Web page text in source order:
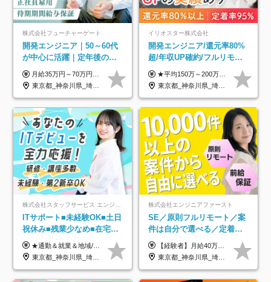
株式会社フューチャーゲート
開発エンジニア｜50～60代
が中心に活躍｜定年後の給
与減ナシ｜年収50万円アッ
プ実績／昇給率92％（直近3
年）
月給35万円～70万円（固定残業代30時間分63,869円～を含む）+賞与年1回 ※30時間を超える分は別途支給します ●これまでのご経験・スキル・前職給与をできる限り考慮します ●待機期間も給与を100％支給します ●試用期間中も給与や福利厚生は同じです ≪年収を維持しながら長く働けます！≫ 一般的な企業では55歳や60歳を機に年収が下がりますが、 当社は役職などではなく「スキルや経験」で評価。 エンジニアとして長く働きながら あなたにふさわしい年収を維持できます！
東京都_神奈川県_埼玉県_千葉県
イリオスター株式会社
開発エンジニア/還元率80%
超/年収UP確約/フルリモ
OK/年休130日/平均残業7h/
約2万件の案件から選択
★平均150万～200万円年収UPを実現！ ★前職給与を100％保証！ ★案件内容の開示・明確な評価体制あり ⇒クライアント評価で即昇給を実現したケースも◎ ★年12回（毎月昇給チャンスあり） ■月給35万円～103万円 ※経験・能力・前職給与を考慮し、決定 ※上記給与には月30時間分(6万6500円以上)の固定残業代が含まれます。超過分は手当として別途支給します ※試用期間3ヶ月あり(期間中の給与・待遇面に差異はありません) ▼収入アップの実例をご紹介 ───────────── ★働き方改革をした30代男性（PG） 子どもが生まれたばかりなのに、忙しい現場で残業も月50～60時間が当たり前。 ⇒残業ほぼゼロ＆週3リモートの働き方に！しかも給与もアップ！ ★収入アップした30代男性（PM） 子供が3人いて家計も苦しく、残業代で稼ぐ日々… ⇒残業をたくさんしていた年収額より、100万円以上アップしました！
東京都_神奈川県_埼玉県_千葉県_大阪府_愛知県_北海道_青森県_岩手県_宮城県_秋田県_山形県_福島県_茨城県_栃木県_群馬県_新潟県_山梨県_長野県_富山県_石川県_福井県_静岡県_岐阜県_三重県_兵庫県_京都府_滋賀県_奈良県_和歌山県_広島県_岡山県_鳥取県_島根県_山口県_徳島県_香川県_愛媛県_高知県_福岡県_熊本県_佐賀県_長崎県_大分県_宮崎県_鹿児島県_沖縄県
ITサポート■未経験OK■土日
祝休み■残業少なめ■在宅実
績あり■約900種類のスキル
アップ講座あり■全国募集
★通勤＆就業＆地域/住宅＆役職手当あり ★残業代は全額支給 ★選べる給与制度あり！ ■東京・神奈川・千葉・埼玉勤務の場合 月給24.5万円～55万円＋諸手当 （残業代は全額支給） (20,000円の地域/住宅手当込み) ■愛知・京都・大阪・兵庫勤務の場合 月給24万円以上＋諸手当 （残業代は全額支給） (15,000円の地域/住宅手当込み) ■茨城・栃木・群馬・静岡・三重・滋賀・広島・福岡勤務の場合 月給23.5万円以上＋諸手当 （残業代は全額支給） (10,000円の地域/住宅手当込み) ■北海道・宮城・山梨・長野・岐阜・奈良・和歌山・岡山勤務の場合 月給23万円以上＋諸手当 （残業代は全額支給） (5,000円の地域/住宅手当込み) ■その他のエリア勤務の場合 月給22.5万円以上＋諸手当 （残業代は全額支給） ※経験や能力を考慮し、当社規定により優遇します 【昇給：年一回実施】 【選べる給与制度】 ★収入を重視する方に… 「変動型人事制度」の選択も可能（派遣先からの評価に応じて収入アップ！） ※年2回のタイミングで希望者と面談の上決定します。
東京都_神奈川県_埼玉県_千葉県_大阪府_愛知県_北海道_岩手県_宮城県_山形県_福島県_茨城県_栃木県_群馬県_山梨県_長野県_富山県_石川県_静岡県_岐阜県_三重県_兵庫県_京都府_滋賀県_奈良県_広島県_岡山県_山口県_愛媛県_福岡県_熊本県_長崎県
株式会社エンジニアファースト
SE／原則フルリモート／案
件は自分で選べる／定着率
93%／20～30代活躍中！
【経験者】月給40万円～120万円(固定残業代含む)+各種手当 ★前職給与の総収入額を100％保証｜還元率84％〜100％ ★20代の平均年収570万円 ※月給には、みなし残業手当(月30時間／5万8000円以上)を含みます 超過分は別途追加支給 ※固定残業代は、時間外労働の有無に関わらず30時間分を、月5万8000円~15万7000円支給 ※上記を超える時間外労働分は追加で支給 【未経験者】月給21万円以上＋各種手当 固定残業なし(残業代発生分全額支給) ※6ヶ月の試用期間あり（※条件に変動なし） ▼単価連動性×還元率は84％～100％で収入の大幅UPが可能！ ・案件単価が月50万円の場合：年収417万円 ・案件単価が月70万円の場合：年収584万円 ・案件単価が月100万円の場合：年収834万円 ＜モデル年収＞ ▼400万円～500万円(入社初年度) ▼542万円～626万円(入社2年) ▼667万円～700万円(入社3年） ▼709万円～801万円(入社5年）
東京都_神奈川県_埼玉県_千葉県_大阪府_愛知県_北海道_青森県_岩手県_宮城県_秋田県_山形県_福島県_茨城県_栃木県_群馬県_新潟県_山梨県_長野県_富山県_石川県_福井県_静岡県_岐阜県_三重県_兵庫県_京都府_滋賀県_奈良県_和歌山県_広島県_岡山県_鳥取県_島根県_山口県_徳島県_香川県_愛媛県_高知県_福岡県_熊本県_佐賀県_長崎県_大分県_宮崎県_鹿児島県_沖縄県